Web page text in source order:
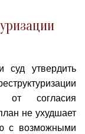
суд утвердить
от согласия
не ухудшает
с возможными